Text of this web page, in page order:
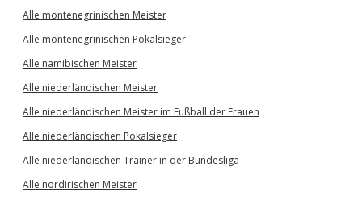
Alle montenegrinischen Meister
Alle montenegrinischen Pokalsieger
Alle namibischen Meister
Alle niederländischen Meister
Alle niederländischen Meister im Fußball der Frauen
Alle niederländischen Pokalsieger
Alle niederländischen Trainer in der Bundesliga
Alle nordirischen Meister